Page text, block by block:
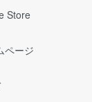
Store
ページ